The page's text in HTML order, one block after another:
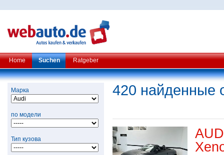
Home Suchen Ratgeber
Марка
по модели
Тип кузова
420 найденные